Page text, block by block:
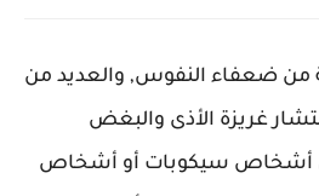
من ضعفاء النفوس, والعديد من
غريزة الأذى والبغض
أشخاص سيكوبات أو أشخاص